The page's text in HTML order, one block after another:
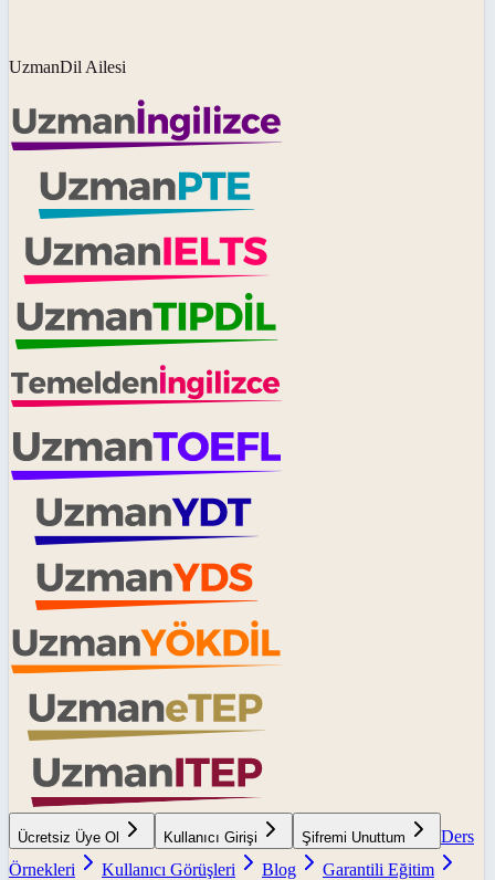
UzmanDil Ailesi
Ücretsiz Üye Ol Kullanıcı Girişi Şifremi Unuttum
Ders
Örnekleri
Kullanıcı Görüşleri Blog
Garantili Eğitim